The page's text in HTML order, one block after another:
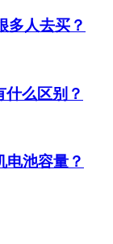
多人去买？
么区别？
池容量？